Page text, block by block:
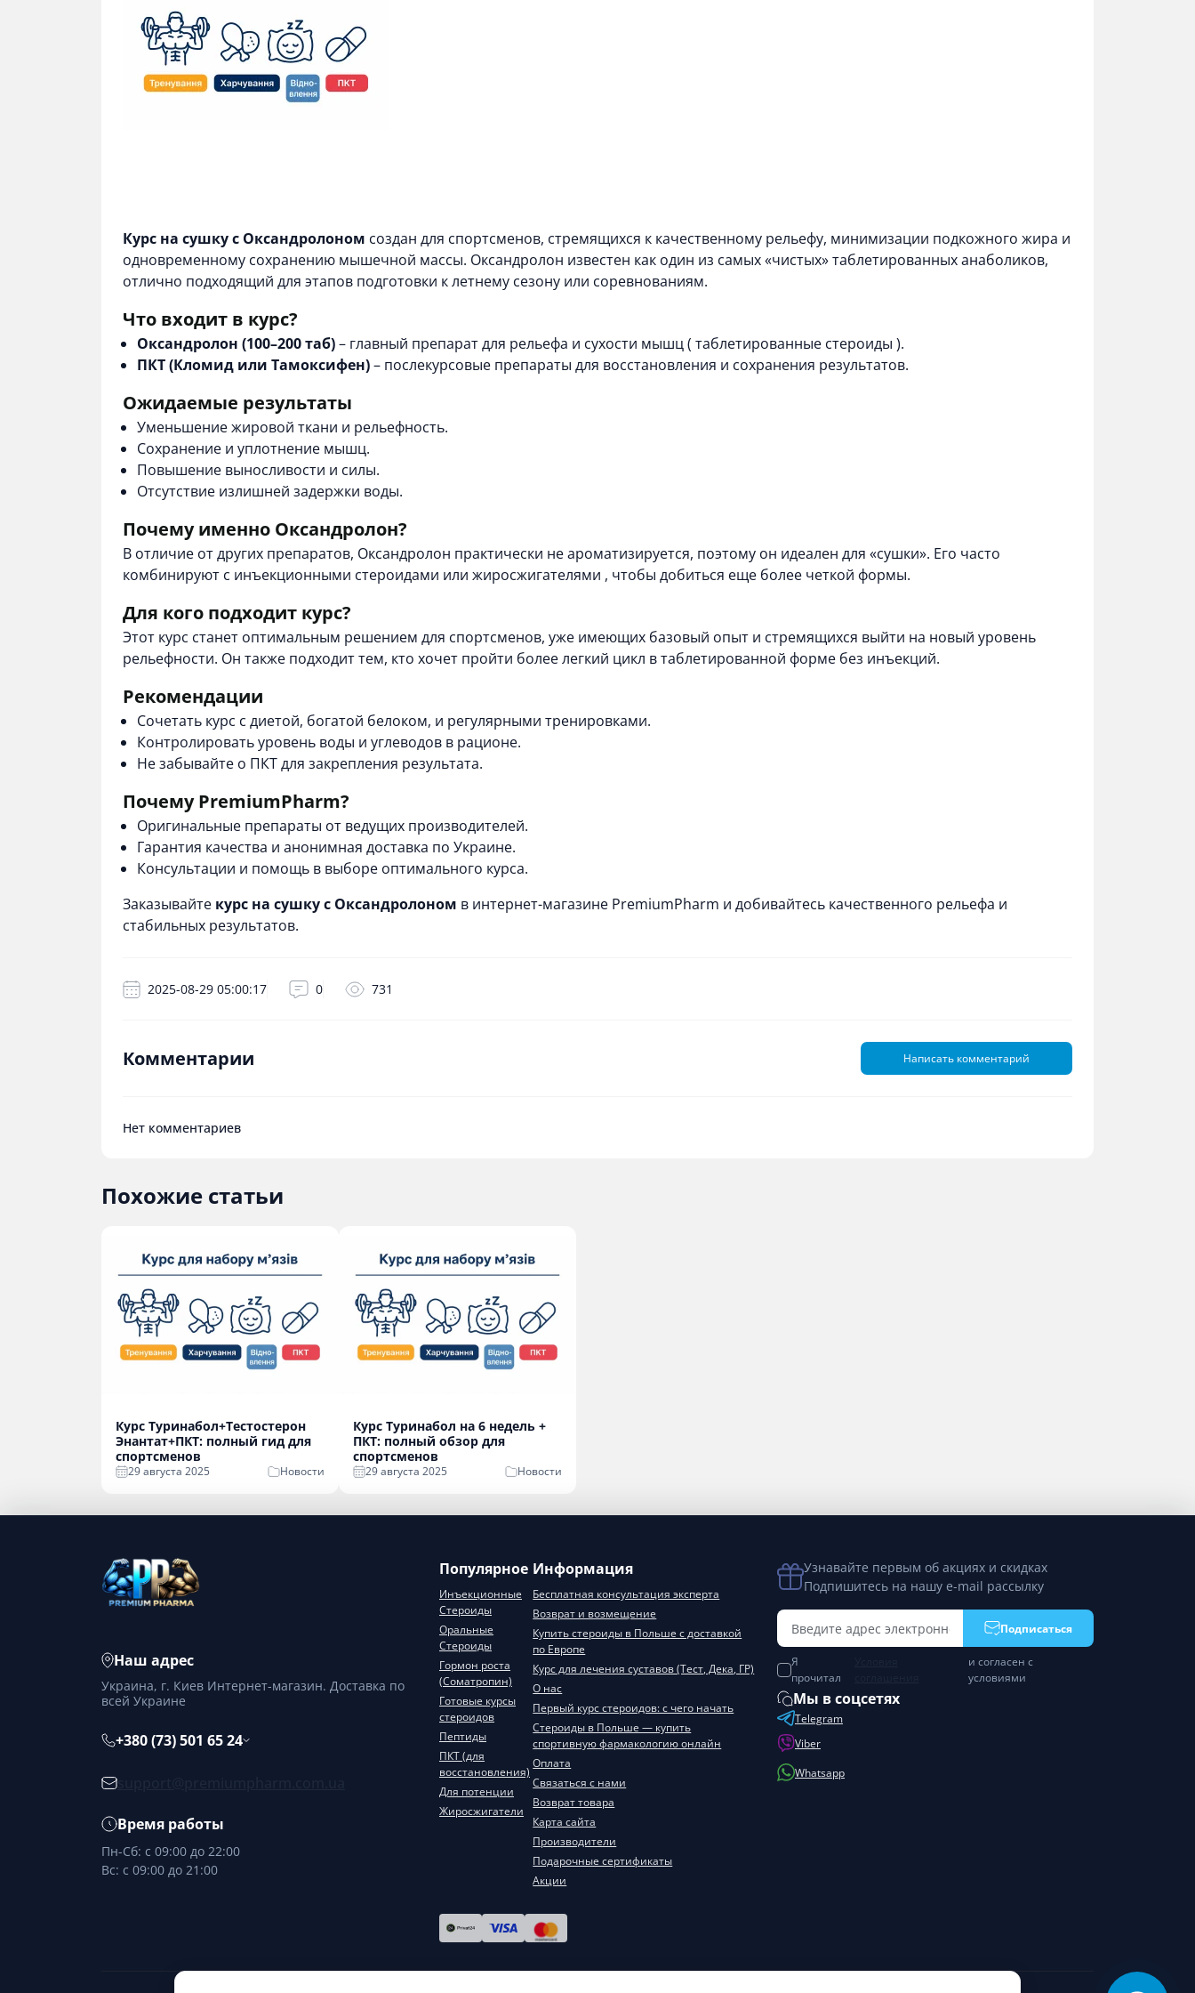
Курс на сушку с Оксандролоном создан для спортсменов, стремящихся к качественному рельефу, минимизации подкожного жира и
одновременному сохранению мышечной массы. Оксандролон известен как один из самых «чистых» таблетированных анаболиков,
отлично подходящий для этапов подготовки к летнему сезону или соревнованиям.
Что входит в курс?
Оксандролон (100–200 таб)– главный препарат для рельефа и сухости мышц ( таблетированные стероиды ).
ПКТ (Кломид или Тамоксифен)– послекурсовые препараты для восстановления и сохранения результатов.
Ожидаемые результаты
Уменьшение жировой ткани и рельефность.
Сохранение и уплотнение мышц.
Повышение выносливости и силы.
Отсутствие излишней задержки воды.
Почему именно Оксандролон?
В отличие от других препаратов, Оксандролон практически не ароматизируется, поэтому он идеален для «сушки». Его часто
комбинируют с инъекционными стероидами или жиросжигателями , чтобы добиться еще более четкой формы.
Для кого подходит курс?
Этот курс станет оптимальным решением для спортсменов, уже имеющих базовый опыт и стремящихся выйти на новый уровень
рельефности. Он также подходит тем, кто хочет пройти более легкий цикл в таблетированной форме без инъекций.
Рекомендации
Сочетать курс с диетой, богатой белоком, и регулярными тренировками.
Контролировать уровень воды и углеводов в рационе.
Не забывайте о ПКТ для закрепления результата.
Почему PremiumPharm?
Оригинальные препараты от ведущих производителей.
Гарантия качества и анонимная доставка по Украине.
Консультации и помощь в выборе оптимального курса.
Заказывайте курс на сушку с Оксандролоном в интернет-магазине PremiumPharm и добивайтесь качественного рельефа и
стабильных результатов.
2025-08-29 05:00:17 0 731
Комментарии Написать комментарий
Нет комментариев
Похожие статьи
Курс Туринабол+Тестостерон
Энантат+ПКТ: полный гид для
спортсменов
29 августа 2025 Новости
Курс Туринабол на 6 недель +
ПКТ: полный обзор для
спортсменов
29 августа 2025 Новости
Наш адрес
Украина, г. Киев Интернет-магазин. Доставка по
всей Украине
+380 (73) 501 65 24
Время работы
Пн-Сб: с 09:00 до 22:00
Вс: с 09:00 до 21:00
Популярное
Инъекционные
Стероиды
Оральные
Стероиды
Гормон роста
(Соматропин)
Готовые курсы
стероидов
Пептиды
ПКТ (для
восстановления)
Для потенции
Жиросжигатели
Информация
Бесплатная консультация эксперта
Возврат и возмещение
Купить стероиды в Польше с доставкой
по Европе
Курс для лечения суставов (Тест, Дека, ГР)
О нас
Первый курс стероидов: с чего начать
Стероиды в Польше — купить
спортивную фармакологию онлайн
Оплата
Связаться с нами
Возврат товара
Карта сайта
Производители
Подарочные сертификаты
Акции
Мы в соцсетях
Telegram
Viber
Whatsapp
Узнавайте первым об акциях и скидках
Подпишитесь на нашу e-mail рассылку
Подписаться
Я
прочитал
и согласен с
условиями